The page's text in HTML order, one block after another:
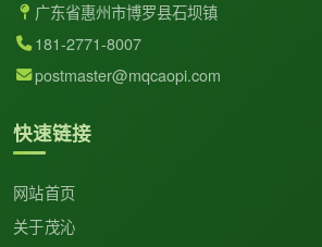
广东省惠州市博罗县石坝镇
181-2771-8007
postmaster@mqcaopi.com
快速链接
网站首页
关于茂沁